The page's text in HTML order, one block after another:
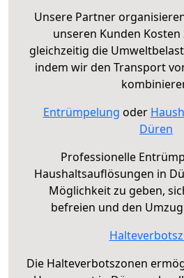
Unsere Partner
unseren Kunden
gleichzeitig die
indem wir den Transport
Entrümpelung oder
Düren
Professionelle
Haushaltsauflösungen in
Möglichkeit zu geben,
befreien und den
Die Halteverbotszonen